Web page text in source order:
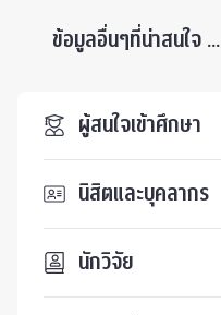
ข้อมูลอื่นๆที่น่าสนใจ ...
ผู้สนใจเข้าศึกษา
นิสิตและบุคลากร
นักวิจัย